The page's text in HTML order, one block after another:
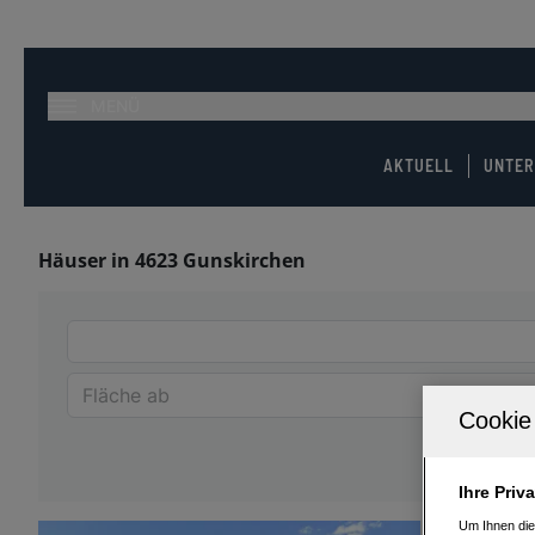
AKTUELL
Häuser in 4623 Gunskirchen
Ihre
Um Ihnen